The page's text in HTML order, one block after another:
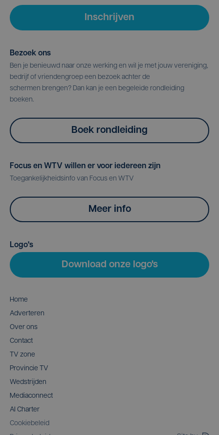
Inschrijven
Bezoek ons
Ben je benieuwd naar onze werking en wil je met jouw vereniging,
bedrijf of vriendengroep een bezoek achter de
schermen brengen? Dan kan je een begeleide rondleiding
boeken.
Boek rondleiding
Focus en WTV willen er voor iedereen zijn
Toegankelijkheidsinfo van Focus en WTV
Meer info
Logo's
Download onze logo's
Home
Adverteren
Over ons
Contact
TV zone
Provincie TV
Wedstrijden
Mediaconnect
AI Charter
Cookiebeleid